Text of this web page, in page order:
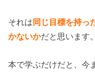
それは 同じ目標を持っ
かないかだと思います。
本で学ぶだけだと、今